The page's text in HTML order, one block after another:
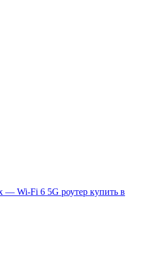
— Wi-Fi 6 5G роутер купить в